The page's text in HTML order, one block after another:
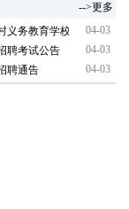
-->更多
务教育学校教师招聘公告
04-03
聘考试公告
04-03
聘通告
04-03